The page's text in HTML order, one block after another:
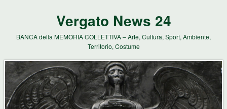
Vergato News 24
BANCA della MEMORIA COLLETTIVA – Arte, Cultura, Sport, Ambiente,
Territorio, Costume